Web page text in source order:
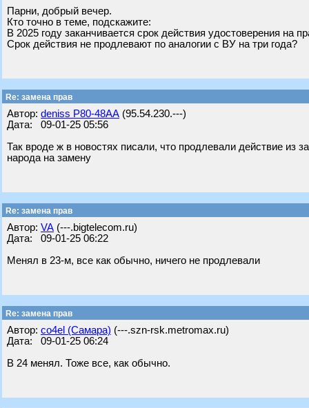
Парни, добрый вечер.
Кто точно в теме, подскажите:
В 2025 году заканчивается срок действия удостоверения на
Срок действия не продлевают по аналогии с ВУ на три года?
Re: замена прав
Автор: deniss Р80-48АА (95.54.230.---)
Дата: 09-01-25 05:56
Так вроде ж в новостях писали, что продлевали действие из
народа на замену
Re: замена прав
Автор: VA (---.bigtelecom.ru)
Дата: 09-01-25 06:22
Менял в 23-м, все как обычно, ничего не продлевали
Re: замена прав
Автор: co4el (Самара) (---.szn-rsk.metromax.ru)
Дата: 09-01-25 06:24
В 24 менял. Тоже все, как обычно.